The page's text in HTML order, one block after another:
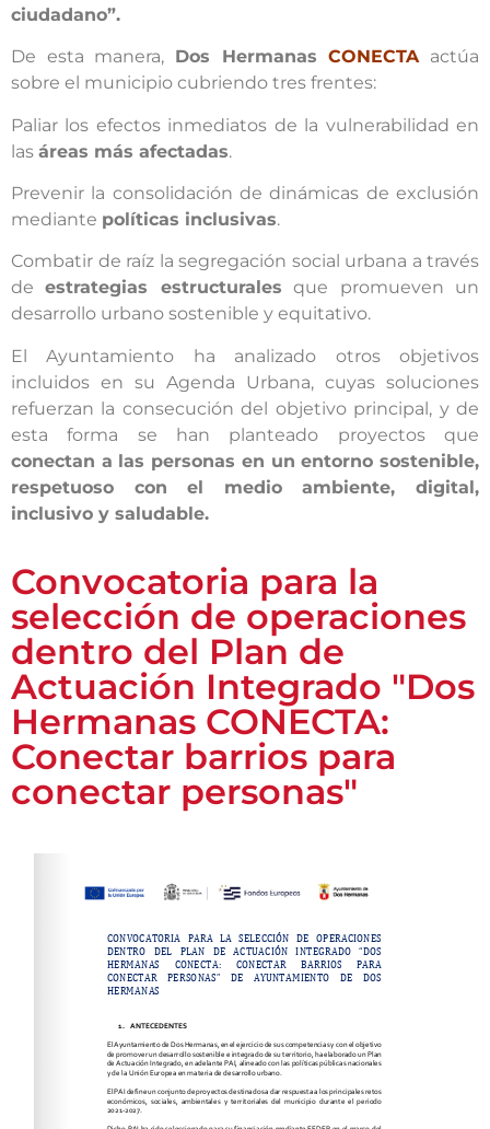
ciudadano”.
De esta manera, Dos HermanasCONECTAactúa
sobre el municipio cubriendo tres frentes:
Paliar los efectos inmediatos de la vulnerabilidad en
las áreas más afectadas.
Prevenir la consolidación de dinámicas de exclusión
mediante políticas inclusivas.
Combatir de raíz la segregación social urbana a través
deestrategias estructurales que promueven un
desarrollo urbano sostenible y equitativo.
El Ayuntamiento ha analizado otros objetivos
incluidos en su Agenda Urbana, cuyas soluciones
refuerzan la consecución del objetivo principal, y de
esta forma se han planteado proyectos que
conectan a las personas en un entorno sostenible,
respetuoso con el medio ambiente, digital,
inclusivo y saludable.
Convocatoria para la
selección de operaciones
dentro del Plan de
Actuación Integrado "Dos
Hermanas CONECTA:
Conectar barrios para
conectar personas"